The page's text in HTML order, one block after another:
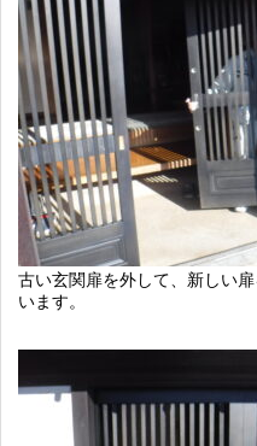
古い玄関扉を外して、新しい
います。